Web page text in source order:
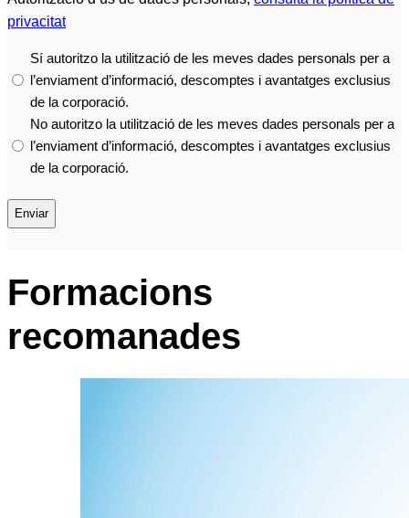
privacitat
Sí autoritzo la utilització de les meves dades personals per a
l’enviament d’informació, descomptes i avantatges exclusius
de la corporació.
No autoritzo la utilització de les meves dades personals per a
l’enviament d’informació, descomptes i avantatges exclusius
de la corporació.
Formacions
recomanades